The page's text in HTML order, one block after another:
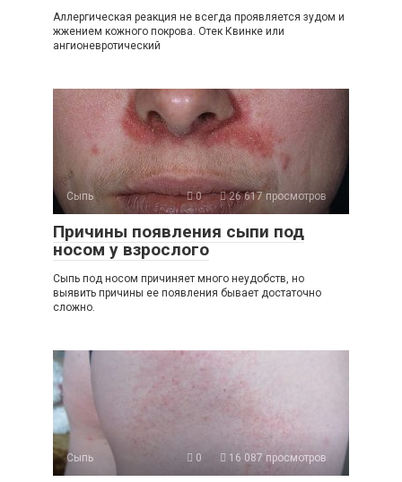
Аллергическая реакция не всегда проявляется зудом и
жжением кожного покрова. Отек Квинке или
ангионевротический
Сыпь 0 26 617 просмотров
Причины появления сыпи под
носом у взрослого
Сыпь под носом причиняет много неудобств, но
выявить причины ее появления бывает достаточно
сложно.
Сыпь 0 16 087 просмотров